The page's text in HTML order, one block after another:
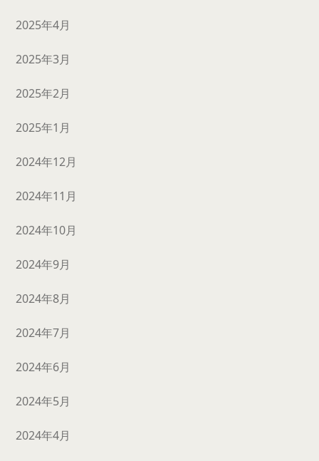
2025年4月
2025年3月
2025年2月
2025年1月
2024年12月
2024年11月
2024年10月
2024年9月
2024年8月
2024年7月
2024年6月
2024年5月
2024年4月